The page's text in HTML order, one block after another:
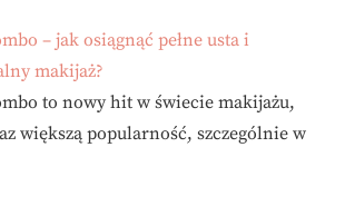
– jak osiągnąć pełne usta i
makijaż?
to nowy hit w świecie makijażu,
większą popularność, szczególnie w